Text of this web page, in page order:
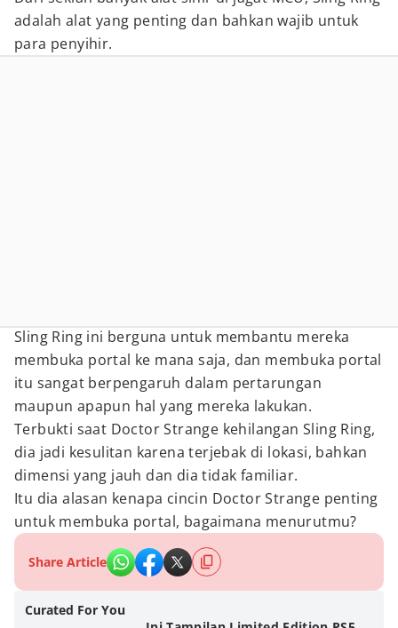
adalah alat yang penting dan bahkan wajib untuk
para penyihir.
Sling Ring ini berguna untuk membantu mereka
membuka portal ke mana saja, dan membuka portal
itu sangat berpengaruh dalam pertarungan
maupun apapun hal yang mereka lakukan.
Terbukti saat Doctor Strange kehilangan Sling Ring,
dia jadi kesulitan karena terjebak di lokasi, bahkan
dimensi yang jauh dan dia tidak familiar.
Itu dia alasan kenapa cincin Doctor Strange penting
untuk membuka portal, bagaimana menurutmu?
Share Article
Curated For You